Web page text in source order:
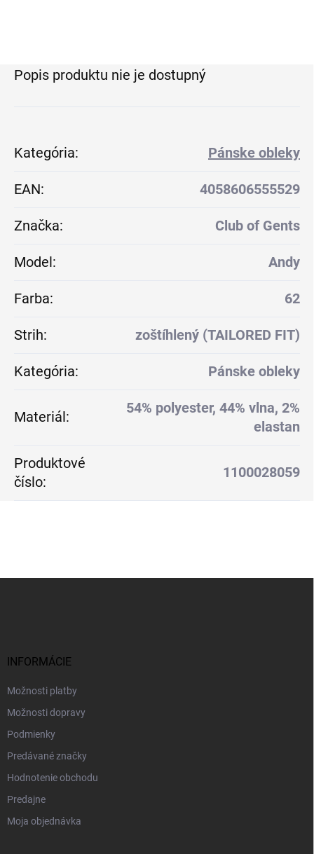
Popis produktu nie je dostupný
Kategória: Pánske obleky
EAN: 4058606555529
Značka: Club of Gents
Model: Andy
Farba: 62
Strih: zoštíhlený (TAILORED FIT)
Kategória: Pánske obleky
Materiál:
54% polyester, 44% vlna, 2%
elastan
Produktové
číslo:
1100028059
INFORMÁCIE
Možnosti platby
Možnosti dopravy
Podmienky
Predávané značky
Hodnotenie obchodu
Predajne
Moja objednávka